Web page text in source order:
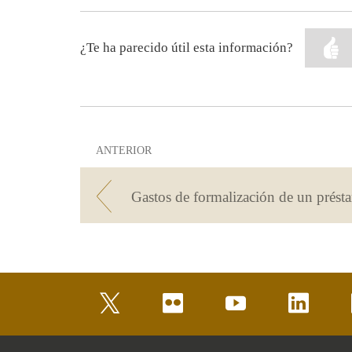
¿Te ha parecido útil esta información?
ANTERIOR
flickr youtube linkedin